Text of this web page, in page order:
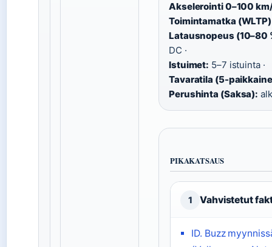
Akselerointi 0–100
Toimintamatka
Latausnopeus (10–80
DC ·
Istuimet: 5–7 istuinta ·
Tavaratila (5-
Perushinta (Saksa):
PIKAKATSAUS
1 Vahvistetut
ID. Buzz